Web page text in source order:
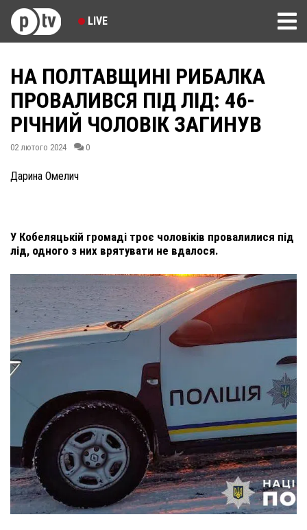
LIVE
НА ПОЛТАВЩИНІ РИБАЛКА
ПРОВАЛИВСЯ ПІД ЛІД: 46-
РІЧНИЙ ЧОЛОВІК ЗАГИНУВ
02 лютого 2024 0
Дарина Омелич
У Кобеляцькій громаді троє чоловіків провалилися під
лід, одного з них врятувати не вдалося.